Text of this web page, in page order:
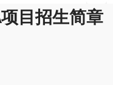
目招生简章